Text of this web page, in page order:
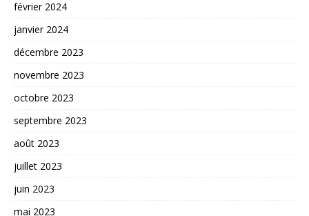
février 2024
janvier 2024
décembre 2023
novembre 2023
octobre 2023
septembre 2023
août 2023
juillet 2023
juin 2023
mai 2023